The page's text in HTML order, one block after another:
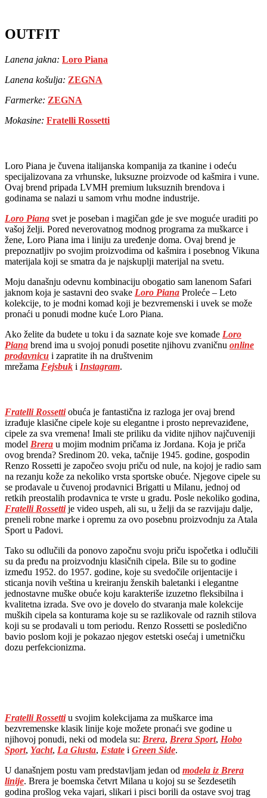
OUTFIT
Lanena jakna: Loro Piana
Lanena košulja: ZEGNA
Farmerke: ZEGNA
Mokasine: Fratelli Rossetti
Loro Piana je čuvena italijanska kompanija za tkanine i odeću
specijalizovana za vrhunske, luksuzne proizvode od kašmira i vune.
Ovaj brend pripada LVMH premium luksuznih brendova i
godinama se nalazi u samom vrhu modne industrije.
Loro Piana svet je poseban i magičan gde je sve moguće uraditi po
vašoj želji. Pored neverovatnog modnog programa za muškarce i
žene, Loro Piana ima i liniju za uređenje doma. Ovaj brend je
prepoznatljiv po svojim proizvodima od kašmira i posebnog Vikuna
materijala koji se smatra da je najskuplji materijal na svetu.
Moju današnju odevnu kombinaciju obogatio sam lanenom Safari
jaknom koja je sastavni deo svake Loro Piana Proleće – Leto
kolekcije, to je modni komad koji je bezvremenski i uvek se može
pronaći u ponudi modne kuće Loro Piana.
Ako želite da budete u toku i da saznate koje sve komade Loro
Piana brend ima u svojoj ponudi posetite njihovu zvaničnu online
prodavnicu i zapratite ih na društvenim
mrežama Fejsbuk i Instagram.
Fratelli Rossettiobuća je fantastična iz razloga jer ovaj brend
izrađuje klasične cipele koje su elegantne i prosto neprevaziđene,
cipele za sva vremena! Imali ste priliku da vidite njihov najčuveniji
model Brera u mojim modnim pričama iz Jordana. Koja je priča
ovog brenda? Sredinom 20. veka, tačnije 1945. godine, gospodin
Renzo Rossetti je započeo svoju priču od nule, na kojoj je radio sam
na rezanju kože za nekoliko vrsta sportske obuće. Njegove cipele su
se prodavale u čuvenoj prodavnici Brigatti u Milanu, jednoj od
retkih preostalih prodavnica te vrste u gradu. Posle nekoliko godina,
Fratelli Rossettije video uspeh, ali su, u želji da se razvijaju dalje,
preneli robne marke i opremu za ovo posebnu proizvodnju za Atala
Sport u Padovi.
Tako su odlučili da ponovo započnu svoju priču ispočetka i odlučili
su da pređu na proizvodnju klasičnih cipela. Bile su to godine
između 1952. do 1957. godine, koje su svedočile orijentacije i
sticanja novih veština u kreiranju ženskih baletanki i elegantne
jednostavne muške obuće koju karakteriše izuzetno fleksibilna i
kvalitetna izrada. Sve ovo je dovelo do stvaranja male kolekcije
muških cipela sa konturama koje su se razlikovale od raznih stilova
koji su se prodavali u tom periodu. Renzo Rossetti se posledično
bavio poslom koji je pokazao njegov estetski osećaj i umetničku
dozu perfekcionizma.
Fratelli Rossettiu svojim kolekcijama za muškarce ima
bezvremenske klasik linije koje možete pronaći sve godine u
njihovoj ponudi, neki od modela su: Brera, Brera Sport, Hobo
Sport, Yacht, La Giusta, Estate i Green Side.
U današnjem postu vam predstavljam jedan od modela iz Brera
linije. Brera je boemska četvrt Milana u kojoj su se šezdesetih
godina prošlog veka vajari, slikari i pisci borili da ostave svoj trag